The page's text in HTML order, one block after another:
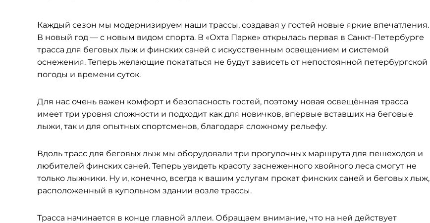
Каждый сезон мы модернизируем наши трассы, создавая у гостей новые яркие впечатления.
В новый год — с новым видом спорта. В «Охта Парке» открылась первая в Санкт-Петербурге
трасса для беговых лыж и финских саней с искусственным освещением и системой
оснежения. Теперь желающие покататься не будут зависеть от непостоянной петербургской
погоды и времени суток.
Для нас очень важен комфорт и безопасность гостей, поэтому новая освещённая трасса
имеет три уровня сложности и подходит как для новичков, впервые вставших на беговые
лыжи, так и для опытных спортсменов, благодаря сложному рельефу.
Вдоль трасс для беговых лыж мы оборудовали три прогулочных маршрута для пешеходов и
любителей финских саней. Теперь увидеть красоту заснеженного хвойного леса смогут не
только лыжники. Ну и, конечно, всегда к вашим услугам прокат финских саней и беговых лыж,
расположенный в купольном здании возле трассы.
Трасса начинается в конце главной аллеи. Обращаем внимание, что на ней действует